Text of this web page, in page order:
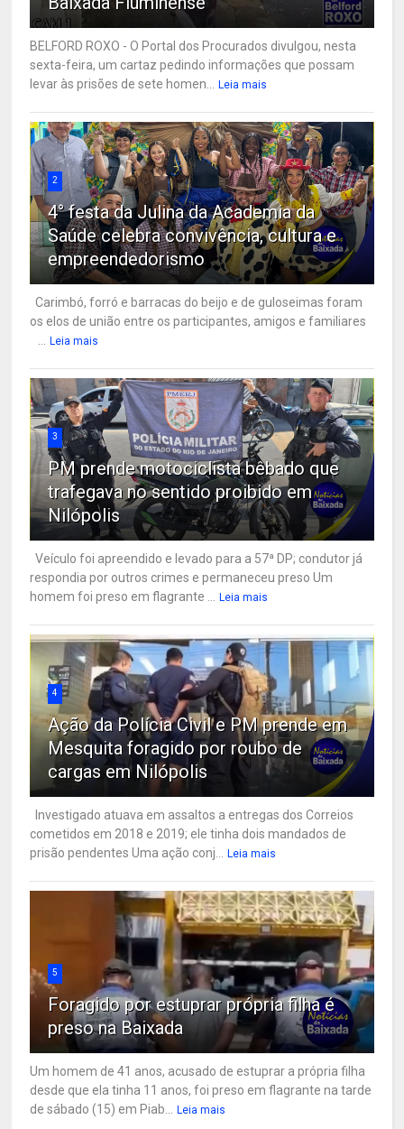
BELFORD ROXO - O Portal dos Procurados divulgou, nesta
sexta-feira, um cartaz pedindo informações que possam
levar às prisões de sete homen... Leia mais
2
4° festa da Julina da Academia da
Saúde celebra convivência, cultura e
empreendedorismo
Carimbó, forró e barracas do beijo e de guloseimas foram
os elos de união entre os participantes, amigos e familiares
... Leia mais
3
PM prende motociclista bêbado que
trafegava no sentido proibido em
Nilópolis
Veículo foi apreendido e levado para a 57ª DP; condutor já
respondia por outros crimes e permaneceu preso Um
homem foi preso em flagrante ... Leia mais
4
Ação da Polícia Civil e PM prende em
Mesquita foragido por roubo de
cargas em Nilópolis
Investigado atuava em assaltos a entregas dos Correios
cometidos em 2018 e 2019; ele tinha dois mandados de
prisão pendentes Uma ação conj... Leia mais
5
Foragido por estuprar própria filha é
preso na Baixada
Um homem de 41 anos, acusado de estuprar a própria filha
desde que ela tinha 11 anos, foi preso em flagrante na tarde
de sábado (15) em Piab... Leia mais